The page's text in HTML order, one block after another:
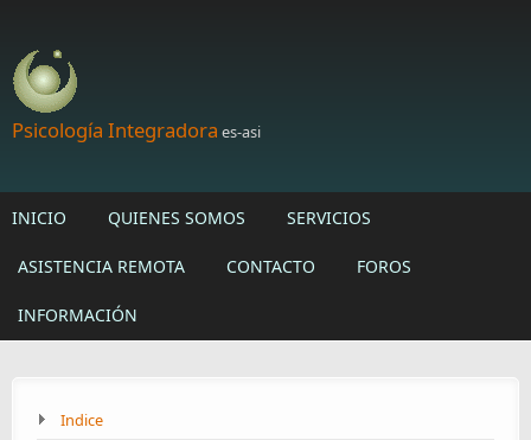
Psicología Integradora es-asi
INICIO QUIENES SOMOS SERVICIOS
ASISTENCIA REMOTA CONTACTO FOROS
INFORMACIÓN
Indice